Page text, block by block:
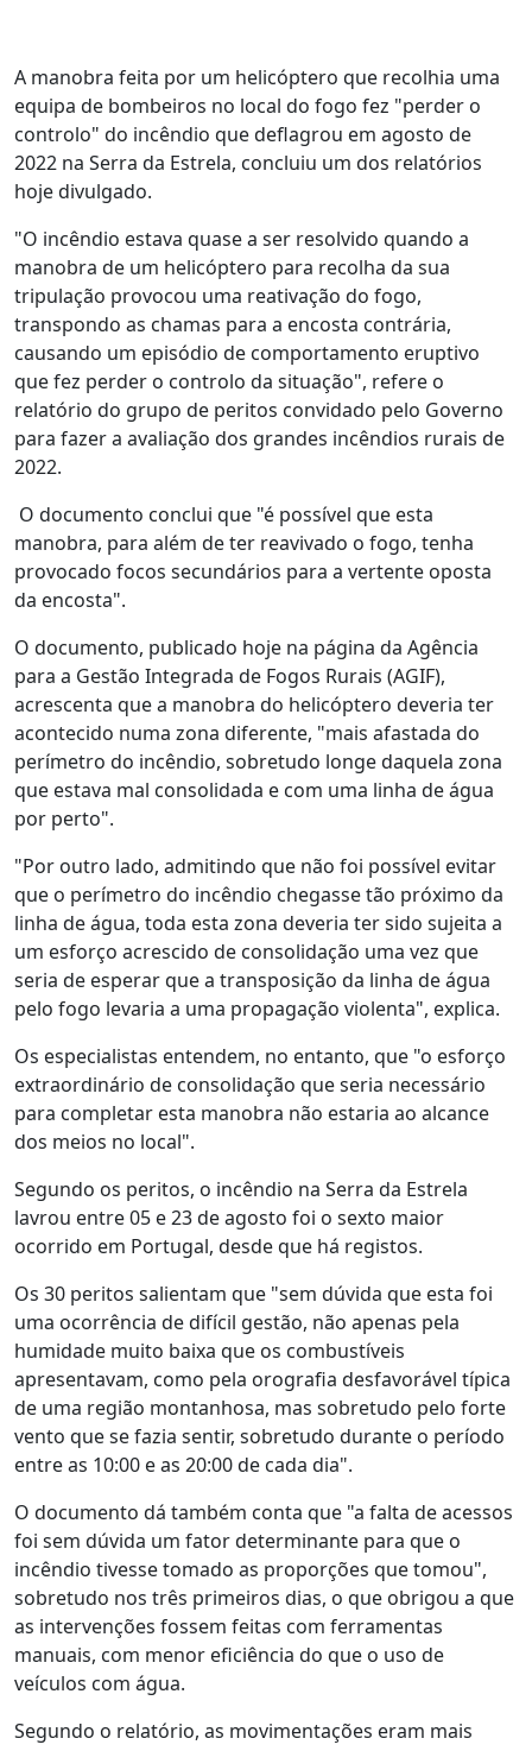
A manobra feita por um helicóptero que recolhia uma
equipa de bombeiros no local do fogo fez "perder o
controlo" do incêndio que deflagrou em agosto de
2022 na Serra da Estrela, concluiu um dos relatórios
hoje divulgado.
"O incêndio estava quase a ser resolvido quando a
manobra de um helicóptero para recolha da sua
tripulação provocou uma reativação do fogo,
transpondo as chamas para a encosta contrária,
causando um episódio de comportamento eruptivo
que fez perder o controlo da situação", refere o
relatório do grupo de peritos convidado pelo Governo
para fazer a avaliação dos grandes incêndios rurais de
2022.
O documento conclui que "é possível que esta
manobra, para além de ter reavivado o fogo, tenha
provocado focos secundários para a vertente oposta
da encosta".
O documento, publicado hoje na página da Agência
para a Gestão Integrada de Fogos Rurais (AGIF),
acrescenta que a manobra do helicóptero deveria ter
acontecido numa zona diferente, "mais afastada do
perímetro do incêndio, sobretudo longe daquela zona
que estava mal consolidada e com uma linha de água
por perto".
"Por outro lado, admitindo que não foi possível evitar
que o perímetro do incêndio chegasse tão próximo da
linha de água, toda esta zona deveria ter sido sujeita a
um esforço acrescido de consolidação uma vez que
seria de esperar que a transposição da linha de água
pelo fogo levaria a uma propagação violenta", explica.
Os especialistas entendem, no entanto, que "o esforço
extraordinário de consolidação que seria necessário
para completar esta manobra não estaria ao alcance
dos meios no local".
Segundo os peritos, o incêndio na Serra da Estrela
lavrou entre 05 e 23 de agosto foi o sexto maior
ocorrido em Portugal, desde que há registos.
Os 30 peritos salientam que "sem dúvida que esta foi
uma ocorrência de difícil gestão, não apenas pela
humidade muito baixa que os combustíveis
apresentavam, como pela orografia desfavorável típica
de uma região montanhosa, mas sobretudo pelo forte
vento que se fazia sentir, sobretudo durante o período
entre as 10:00 e as 20:00 de cada dia".
O documento dá também conta que "a falta de acessos
foi sem dúvida um fator determinante para que o
incêndio tivesse tomado as proporções que tomou",
sobretudo nos três primeiros dias, o que obrigou a que
as intervenções fossem feitas com ferramentas
manuais, com menor eficiência do que o uso de
veículos com água.
Segundo o relatório, as movimentações eram mais